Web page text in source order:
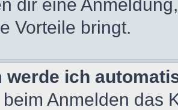
dir eine
Vorteile bringt.
werde ich
Anmelden das